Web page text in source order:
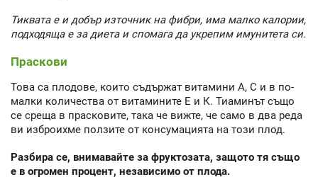
Тиквата е и добър източник на фибри, има малко калории,
подходяща е за диета и спомага да укрепим имунитета си.
Праскови
Това са плодове, които съдържат витамини А, С и в по-
малки количества от витамините Е и К. Тиаминът също
се среща в прасковите, така че вижте, че само в два реда
ви изброихме ползите от консумацията на този плод.
Разбира се, внимавайте за фруктозата, защото тя също
е в огромен процент, независимо от плода.